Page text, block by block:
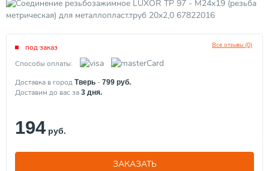
Все отзывы (0)
под заказ
Способы оплаты:
Доставка в город Тверь - 799 руб.
Доставим до вас за 3 дня.
194 руб.
ЗАКАЗАТЬ